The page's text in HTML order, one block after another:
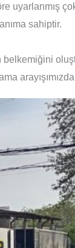
uyarlanmış
sahiptir.
arayışımızda